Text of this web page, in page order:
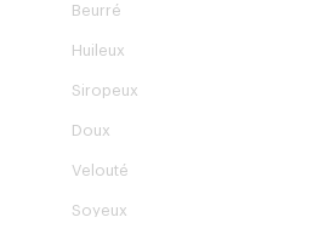
Beurré
Huileux
Siropeux
Doux
Velouté
Soyeux